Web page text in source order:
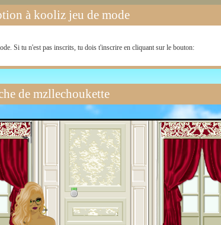
à kooliz jeu de mode
Si tu n'est pas inscrits, tu dois t'inscrire en cliquant sur le bouton:
de mzllechoukette